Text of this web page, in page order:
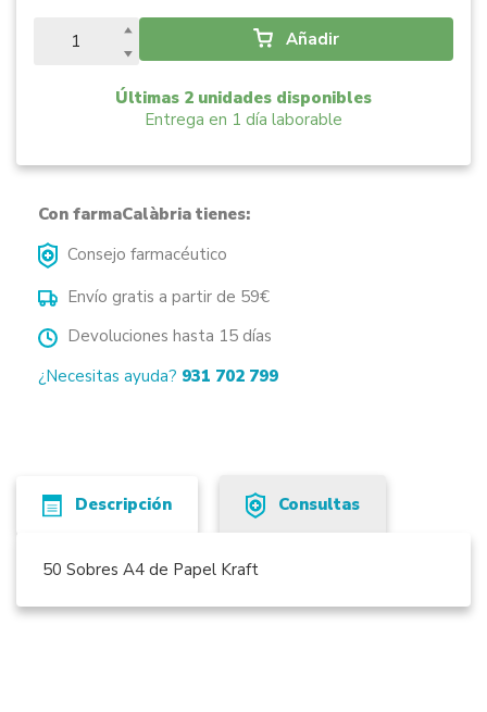
Añadir
Últimas 2 unidades disponibles
Entrega en 1 día laborable
Con farmaCalàbria tienes:
Consejo farmacéutico
Envío gratis a partir de 59€
Devoluciones hasta 15 días
¿Necesitas ayuda? 931 702 799
Descripción Consultas
50 Sobres A4 de Papel Kraft